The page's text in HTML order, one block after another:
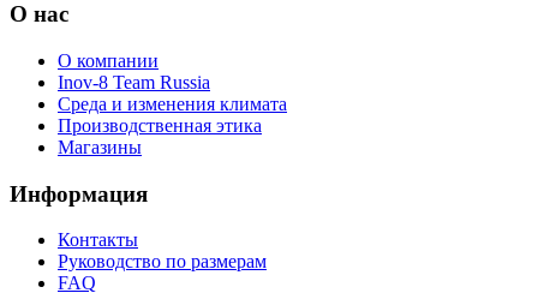
О нас
О компании
Inov-8 Team Russia
Среда и изменения климата
Производственная этика
Магазины
Информация
Контакты
Руководство по размерам
FAQ